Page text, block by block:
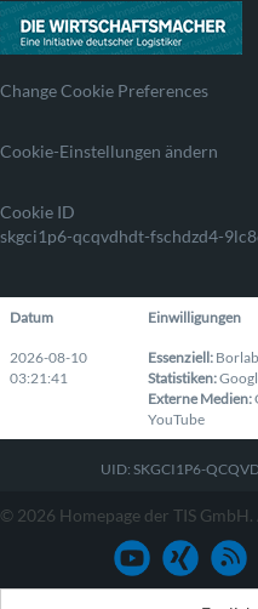
Change Cookie Preferences
Cookie-Einstellungen ändern
Cookie ID
skgci1p6-qcqvdhdt-fschdzd4-
Datum Einwilligungen
2026-08-10
03:21:41
Essenziell:
Statistiken:
Externe Medien:
YouTube
UID: SKGCI1P6-
© 2026 Homepage der TIS